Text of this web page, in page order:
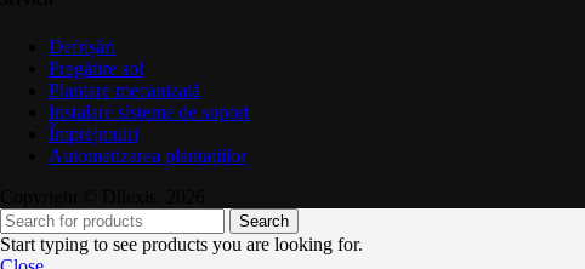
Defrișări
Pregătire sol
Plantare mecanizată
Instalare sisteme de suport
Împrejmuiri
Automatizarea plantațiilor
Search
Start typing to see products you are looking for.